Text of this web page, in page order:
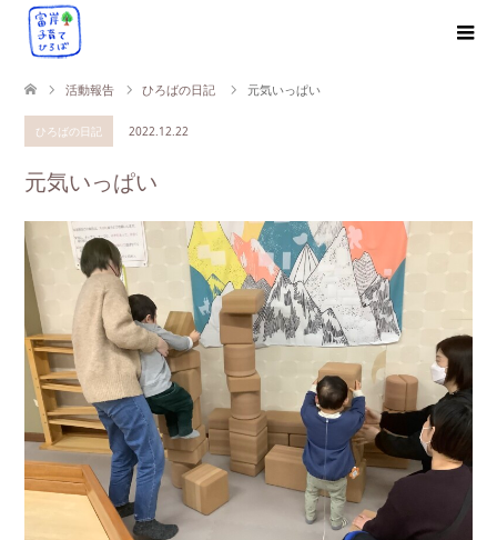
活動報告 ひろばの日記 元気いっぱい
ひろばの日記 2022.12.22
元気いっぱい